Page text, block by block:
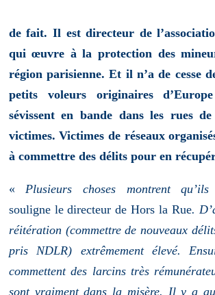
de fait. Il est directeur de
qui œuvre à la protection des
région parisienne. Et il n’a de cesse
petits voleurs originaires
sévissent en bande dans les rues
victimes. Victimes de réseaux
à commettre des délits pour en
«Plusieurs choses montrent
souligne le directeur de Hors la Rue.
réitération (commettre de nouveaux
pris NDLR) extrêmement élevé.
commettent des larcins très
sont vraiment dans la misère. Il y a